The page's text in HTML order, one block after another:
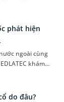
Information
phát hiện
ngoài cùng
khám
khám và
do đâu?